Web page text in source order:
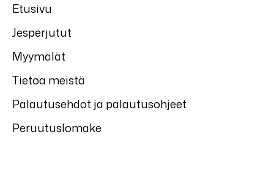
Etusivu
Jesperjutut
Myymälät
Tietoa meistä
Palautusehdot ja palautusohjeet
Peruutuslomake